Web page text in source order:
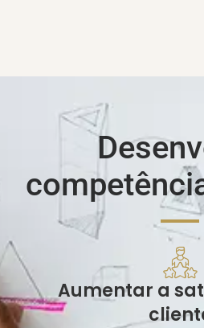
Aumentar a